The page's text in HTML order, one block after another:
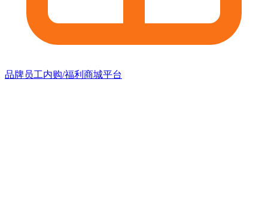
品牌员工内购/福利商城平台